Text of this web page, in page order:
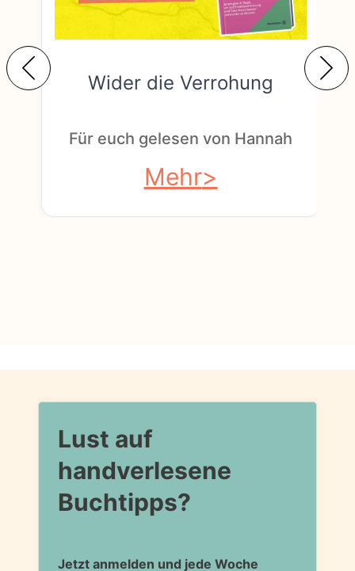
Wider die Verrohung
Für euch gelesen von Hannah
Mehr
Lust auf
handverlesene
Buchtipps?